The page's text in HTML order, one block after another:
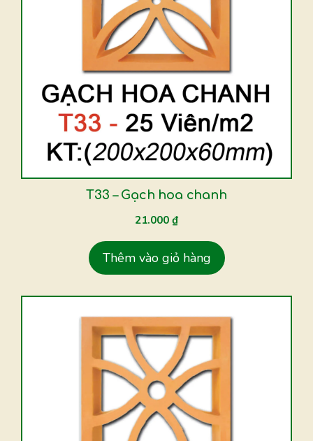
T33 – Gạch hoa chanh
21.000₫
Thêm vào giỏ hàng